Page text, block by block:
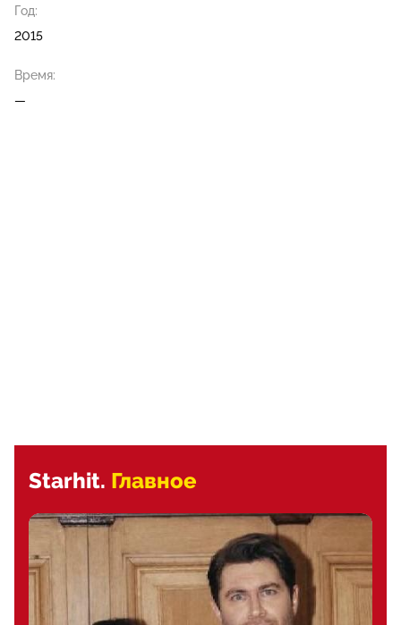
Год:
2015
Время:
—
Starhit. Главное